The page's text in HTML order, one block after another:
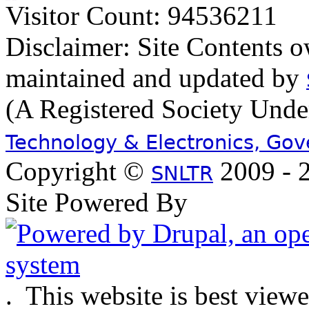
Visitor Count: 94536211
Disclaimer: Site Contents
maintained and updated by
(A Registered Society
Technology & Electronics,
Copyright © SNLTR 2009 -
Site Powered By
. This website is best